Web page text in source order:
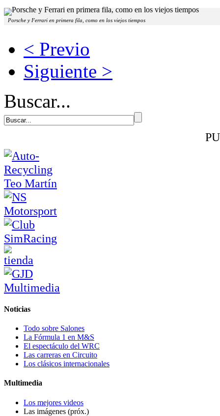
Porsche y Ferrari en primera fila, como en los viejos tiempos
< Previo
Siguiente >
Buscar...
Noticias
Todo sobre Salones
La Fórmula 1 en M&S
El espectáculo del WRC
Las carreras en Circuito
Los clásicos internacionales
Multimedia
Los mejores videos
Las imágenes (próx.)